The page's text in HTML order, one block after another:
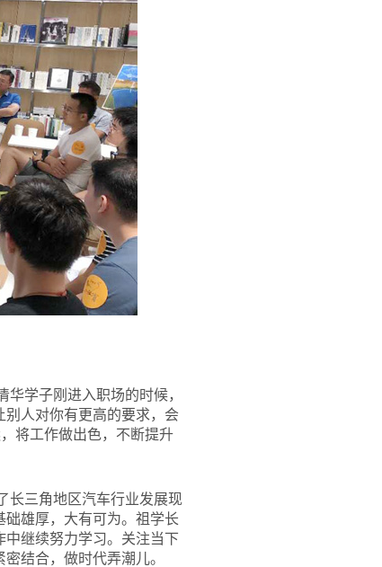
学子刚进入职场的时候，
人对你有更高的要求，会
将工作做出色，不断提升
长三角地区汽车行业发展现
雄厚，大有可为。祖学长
继续努力学习。关注当下
结合，做时代弄潮儿。